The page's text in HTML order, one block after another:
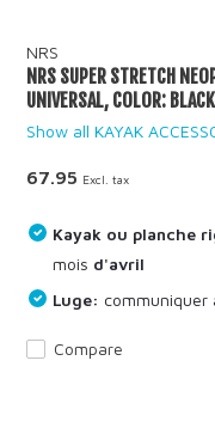
NRS
NRS SUPER STRETCH
UNIVERSAL, COLOR: BLACK
Show all KAYAK
67.95 Excl. tax
Kayak ou planche
mois d'avril
Luge: communiquer
Compare